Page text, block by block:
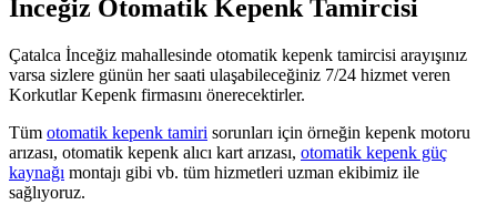
İnceğiz Otomatik Kepenk Tamircisi
Çatalca İnceğiz mahallesinde otomatik kepenk tamircisi arayışınız
varsa sizlere günün her saati ulaşabileceğiniz 7/24 hizmet veren
Korkutlar Kepenk firmasını önerecektirler.
Tüm otomatik kepenk tamiri sorunları için örneğin kepenk motoru
arızası, otomatik kepenk alıcı kart arızası, otomatik kepenk güç
kaynağı montajı gibi vb. tüm hizmetleri uzman ekibimiz ile
sağlıyoruz.